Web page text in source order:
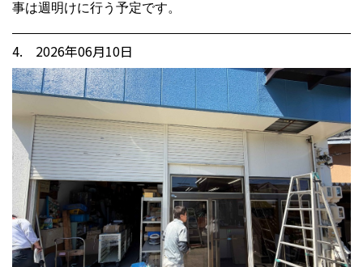
事は週明けに行う予定です。
4. 2026年06月10日